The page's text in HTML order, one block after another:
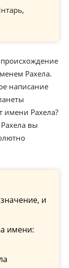
Рахела.
написание
имени Рахела?
вы
и
имени: